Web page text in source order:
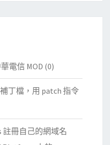
電信 MOD (0)
丁檔，用 patch 指令
註冊自己的網域名